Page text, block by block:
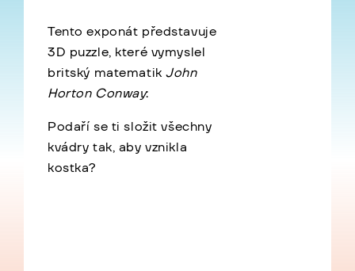
Tento exponát představuje
3D puzzle, které vymyslel
britský matematikJohn
Horton Conway:
Podaří se ti složit všechny
kvádry tak, aby vznikla
kostka?